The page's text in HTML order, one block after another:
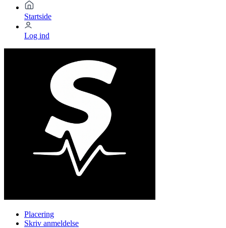
Startside
Log ind
Placering
Skriv anmeldelse